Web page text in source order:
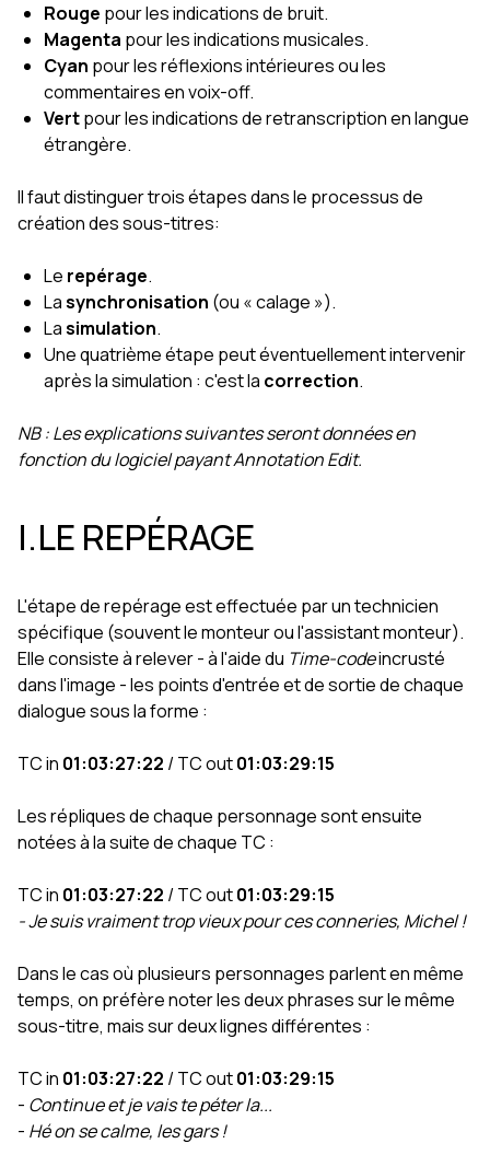
Rouge pour les indications de bruit.
Magenta pour les indications musicales.
Cyan pour les réflexions intérieures ou les
commentaires en voix-off.
Vertpour les indications de retranscription en langue
étrangère.
Il faut distinguer trois étapes dans le processus de
création des sous-titres:
Le repérage.
Lasynchronisation (ou « calage »).
Lasimulation.
Une quatrième étape peut éventuellement intervenir
après la simulation : c'est la correction.
NB : Les explications suivantes seront données en
fonction du logiciel payant Annotation Edit.
I.LE REPÉRAGE
L'étape de repérage est effectuée par un technicien
spécifique (souvent le monteur ou l'assistant monteur).
Elle consiste à relever - à l'aide du Time-codeincrusté
dans l'image - les points d'entrée et de sortie de chaque
dialogue sous la forme :
TC in 01:03:27:22 / TC out01:03:29:15
Les répliques de chaque personnage sont ensuite
notées à la suite de chaque TC :
TC in 01:03:27:22 / TC out01:03:29:15
- Je suis vraiment trop vieux pour ces conneries, Michel !
Dans le cas où plusieurs personnages parlent en même
temps, on préfère noter les deux phrases sur le même
sous-titre, mais sur deux lignes différentes :
TC in 01:03:27:22 / TC out01:03:29:15
- Continue et je vais te péter la...
- Hé on se calme, les gars !